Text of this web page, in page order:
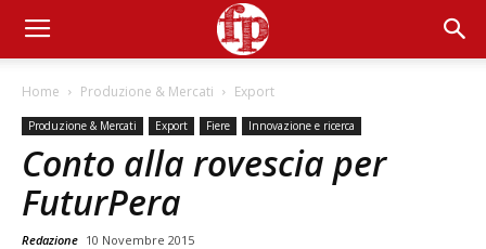
Home Produzione & Mercati Export
Produzione & Mercati Export Fiere Innovazione e ricerca
Conto alla rovescia per
FuturPera
Redazione 10 Novembre 2015